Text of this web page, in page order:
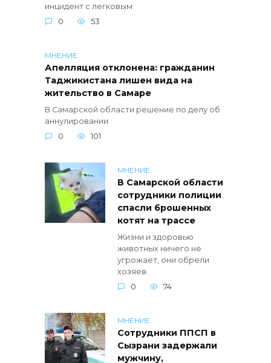
инцидент с легковым
0
53
МНЕНИЕ
Апелляция отклонена: гражданин
Таджикистана лишен вида на
жительство в Самаре
В Самарской области решение по делу об
аннулировании
0
101
МНЕНИЕ
В Самарской области
сотрудники полиции
спасли брошенных
котят на трассе
Жизни и здоровью
животных ничего не
угрожает, они обрели
хозяев.
0
74
МНЕНИЕ
Сотрудники ППСП в
Сызрани задержали
мужчину,